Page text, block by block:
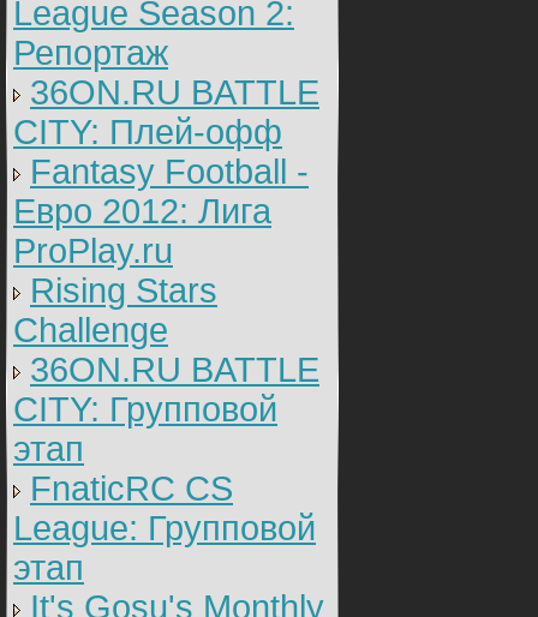
League Season 2:
Репортаж
36ON.RU BATTLE
CITY: Плей-офф
Fantasy Football -
Евро 2012: Лига
ProPlay.ru
Rising Stars
Challenge
36ON.RU BATTLE
CITY: Групповой
этап
FnaticRC CS
League: Групповой
этап
It's Gosu's Monthly